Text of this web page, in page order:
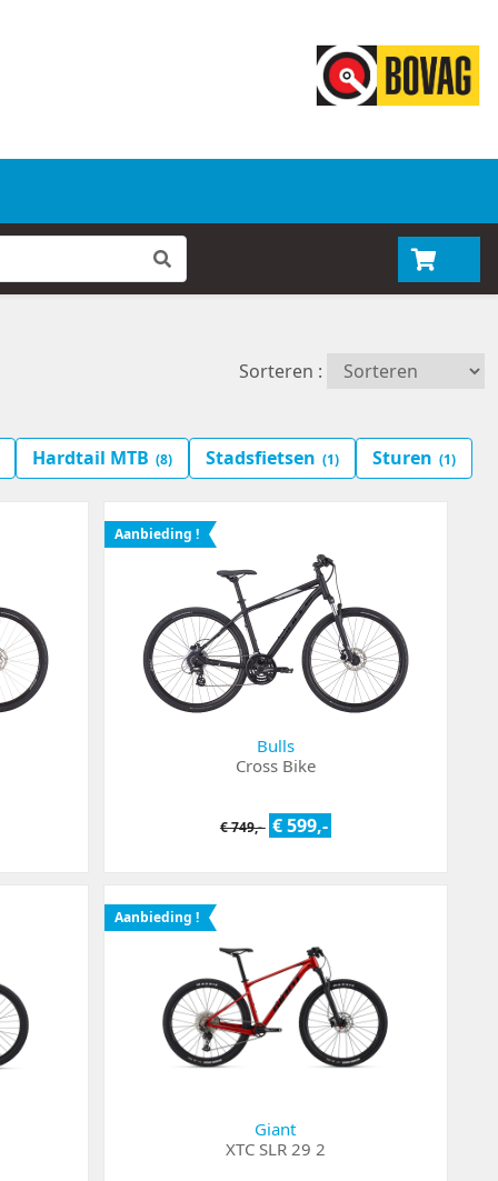
Sorteren :
Hardtail MTB (8) Stadsfietsen (1) Sturen (1)
Bulls
Cross Bike
€ 749,- € 599,-
Aanbieding !
Giant
XTC SLR 29 2
Aanbieding !